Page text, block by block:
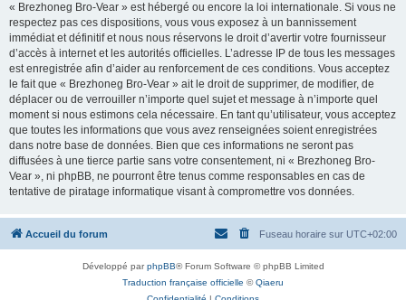
« Brezhoneg Bro-Vear » est hébergé ou encore la loi internationale. Si vous ne
respectez pas ces dispositions, vous vous exposez à un bannissement
immédiat et définitif et nous nous réservons le droit d’avertir votre fournisseur
d’accès à internet et les autorités officielles. L’adresse IP de tous les messages
est enregistrée afin d’aider au renforcement de ces conditions. Vous acceptez
le fait que « Brezhoneg Bro-Vear » ait le droit de supprimer, de modifier, de
déplacer ou de verrouiller n’importe quel sujet et message à n’importe quel
moment si nous estimons cela nécessaire. En tant qu’utilisateur, vous acceptez
que toutes les informations que vous avez renseignées soient enregistrées
dans notre base de données. Bien que ces informations ne seront pas
diffusées à une tierce partie sans votre consentement, ni « Brezhoneg Bro-
Vear », ni phpBB, ne pourront être tenus comme responsables en cas de
tentative de piratage informatique visant à compromettre vos données.
Accueil du forum Fuseau horaire sur UTC+02:00
Développé parphpBB® Forum Software © phpBB Limited
Traduction française officielle ©Qiaeru